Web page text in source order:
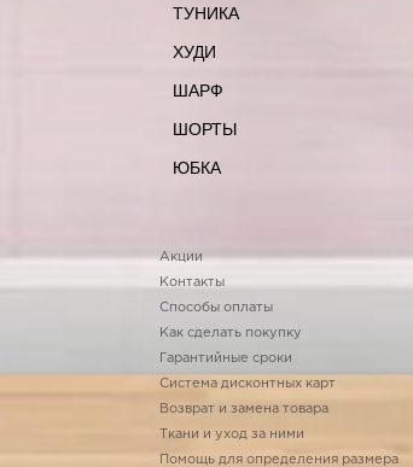
ТУНИКА
ХУДИ
ШАРФ
ШОРТЫ
ЮБКА
Акции
Контакты
Способы оплаты
Как сделать покупку
Гарантийные сроки
Система дисконтных карт
Возврат и замена товара
Ткани и уход за ними
Помощь для определения размера